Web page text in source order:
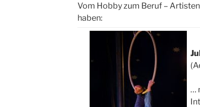
Vom Hobby zum Beruf –
haben:
…